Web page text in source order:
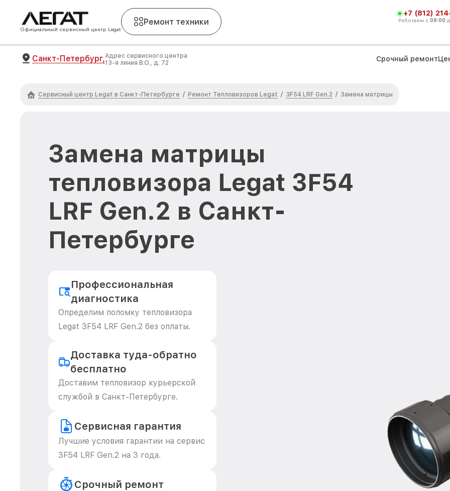
Официальный сервисный центр Legat
Ремонт техники
+7 (812)
Работаем с 09:00
Санкт-Петербург,Адрес сервисного центра
13-я линия В.О., д. 72
Срочный ремонт
Сервисный центр Legat в Санкт-Петербурге / Ремонт Тепловизоров Legat / 3F54 LRF Gen.2 / Замена матрицы
Замена матрицы
тепловизора Legat 3F54
LRF Gen.2 в Санкт-
Петербурге
Профессиональная
диагностика
Определим поломку тепловизора
Legat 3F54 LRF Gen.2 без оплаты.
Доставка туда-обратно
бесплатно
Доставим тепловизор курьерской
службой в Санкт-Петербурге.
Сервисная гарантия
Лучшие условия гарантии на сервис
3F54 LRF Gen.2 на 3 года.
Срочный ремонт